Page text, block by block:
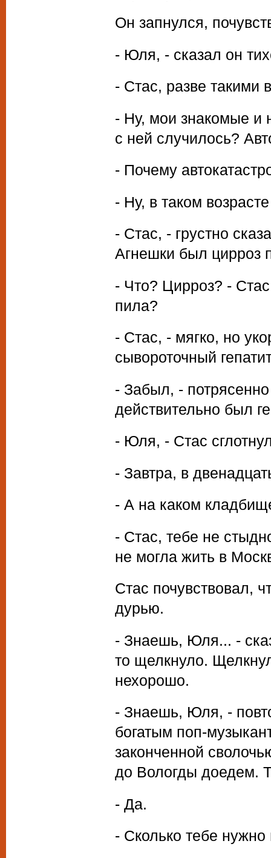
Он запнулся,
- Юля, - сказал он
- Стас, разве такими
- Ну, мои знакомые и
с ней случилось?
- Почему
- Ну, в таком
- Стас, - грустно
Агнешки был цирроз
- Что? Цирроз? -
пила?
- Стас, - мягко, но
сывороточный
- Забыл, -
действительно был
- Юля, - Стас
- Завтра, в
- А на каком
- Стас, тебе не
не могла жить в
Стас почувствовал,
дурью.
- Знаешь, Юля... -
то щелкнуло.
нехорошо.
- Знаешь, Юля, -
богатым поп-
законченной
до Вологды доедем.
- Да.
- Сколько тебе